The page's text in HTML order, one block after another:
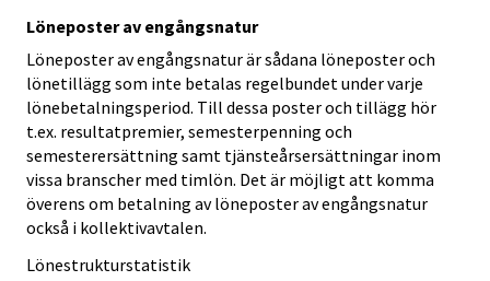
Löneposter av engångsnatur
Löneposter av engångsnatur är sådana löneposter och
lönetillägg som inte betalas regelbundet under varje
lönebetalningsperiod. Till dessa poster och tillägg hör
t.ex. resultatpremier, semesterpenning och
semesterersättning samt tjänsteårsersättningar inom
vissa branscher med timlön. Det är möjligt att komma
överens om betalning av löneposter av engångsnatur
också i kollektivavtalen.
Lönestrukturstatistik